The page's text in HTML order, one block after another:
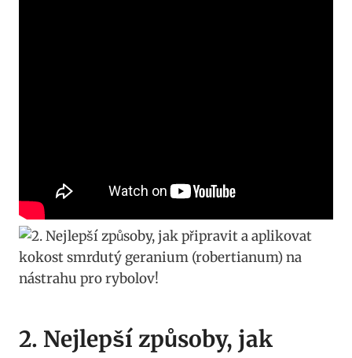
2. Nejlepší způsoby, jak